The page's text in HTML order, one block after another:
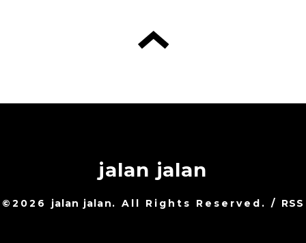
jalan jalan
©2026 jalan jalan. All Rights Reserved. / RSS